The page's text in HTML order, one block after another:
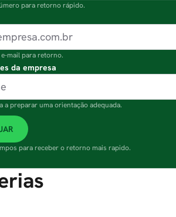
para retorno rápido.
mail para retorno.
da empresa
a preparar uma orientação adequada.
para receber o retorno mais rapido.